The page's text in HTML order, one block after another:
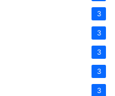
3
3
3
3
3